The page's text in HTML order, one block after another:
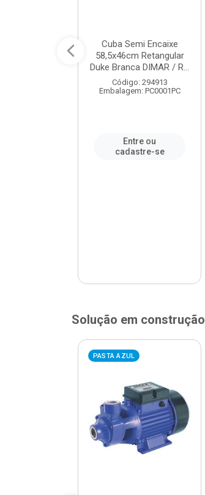
Cuba Semi Encaixe
58,5x46cm Retangular
Duke Branca DIMAR / R...
Código: 294913
Embalagem: PC0001PC
Entre ou
cadastre-se
Solução em construção
PASTA AZUL